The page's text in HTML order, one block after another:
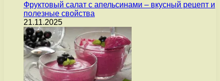
Фруктовый салат с апельсинами – вкусный рецепт и
полезные свойства
21.11.2025